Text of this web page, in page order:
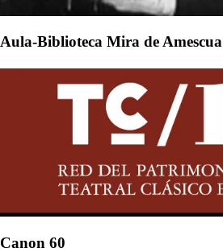
Aula-Biblioteca Mira de Amescua
Canon 60